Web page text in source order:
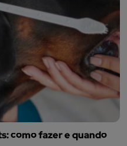
como fazer e quando